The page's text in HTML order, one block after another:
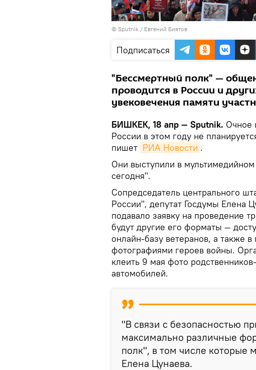
© Sputnik / Евгений Биятов
Подписаться
"Бессмертный полк" —
проводится в России и
увековечения памяти
БИШКЕК, 18 апр — Sputnik. Очное
России в этом году не
пишет РИА Новости .
Они выступили в
сегодня".
Сопредседатель центрального
России", депутат Госдумы Елена
подавало заявку на проведение
будут другие его форматы —
онлайн-базу ветеранов, а также
фотографиями героев войны.
клеить 9 мая фото
автомобилей.
"В связи с безопасностью
максимально различные
полк", в том числе которые
Елена Цунаева.